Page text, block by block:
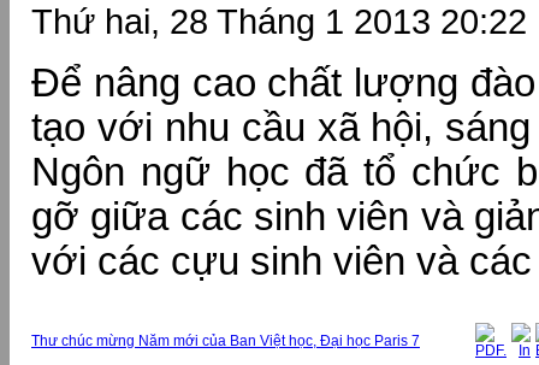
Thứ hai, 28 Tháng 1 2013 20:22
Để nâng cao chất lượng
tạo với nhu cầu xã hội,
Ngôn ngữ học đã tổ chức
gỡ giữa các sinh viên và
với các cựu sinh viên và
Thư chúc mừng Năm mới của Ban Việt học, Đại học Paris 7